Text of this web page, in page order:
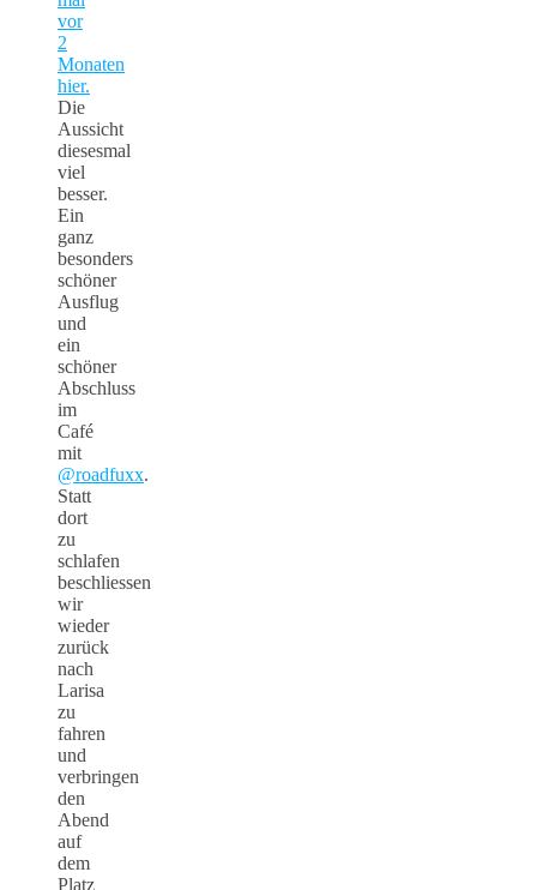
vor
2
Monaten
hier.
Die
Aussicht
diesesmal
viel
besser.
Ein
ganz
besonders
schöner
Ausflug
und
ein
schöner
Abschluss
im
Café
mit
@roadfuxx.
Statt
dort
zu
schlafen
beschliessen
wir
wieder
zurück
nach
Larisa
zu
fahren
und
verbringen
den
Abend
auf
dem
Platz